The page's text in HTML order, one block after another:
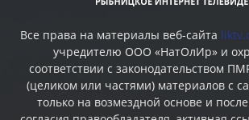
Все права на материалы веб-сайта
учредителю ООО «НатОлИр» и
соответствии с законодательством
(целиком или частями) материалов c
только на возмездной основе и